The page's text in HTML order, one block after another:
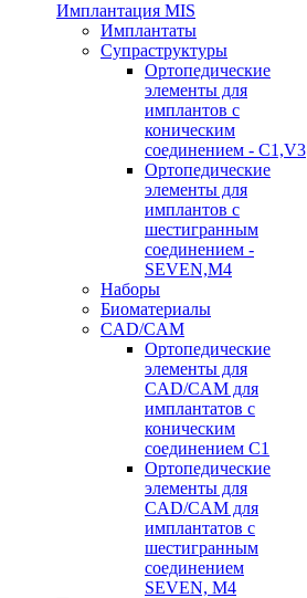
Имплантация MIS
Имплантаты
Супраструктуры
Ортопедические
элементы для
имплантов с
коническим
соединением - C1,V3
Ортопедические
элементы для
имплантов с
шестигранным
соединением -
SEVEN,M4
Наборы
Биоматериалы
CAD/CAM
Ортопедические
элементы для
CAD/CAM для
имплантатов с
коническим
соединением С1
Ортопедические
элементы для
CAD/CAM для
имплантатов с
шестигранным
соединением
SEVEN, М4